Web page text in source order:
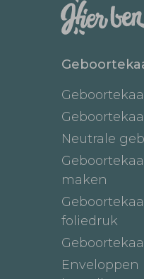
Neutrale
maken
foliedruk
Enveloppen